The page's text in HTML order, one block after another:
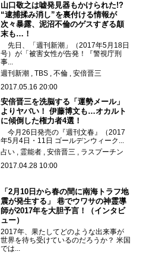
山口敬之は嘘発見器もかけられた!?
“逮捕揉み消し”を裏付ける情報が
次々暴露、泥沼不倫のゲスすぎる顛
末も…！
先日、「週刊新潮」（2017年5月18日
号）が「被害女性が告発！『警視庁刑
事...
週刊新潮
TBS 不倫
安倍晋三
2017.05.16 20:00
安倍晋三を洗脳する「運勢メール」
よりヤバい！ 伊藤博文も…オカルト
に傾倒した権力者4選！
今月26日発売の『週刊文春』（2017
年5月4日・11日 ゴールデンウィーク...
占い
霊能者 安倍晋三
ラスプーチン
2017.04.28 10:00
「2月10日から春の間に南海トラフ地
震が発生する」 巷でウワサの神霊導
師が2017年を大胆予言！（インタビ
ュー）
2017年、果たしてどのような出来事が
世界を待ち受けているのだろうか？ 米国
では...